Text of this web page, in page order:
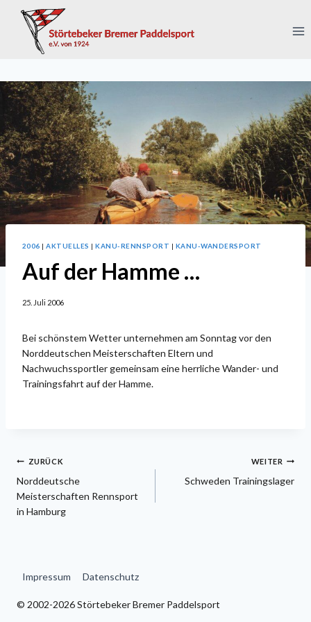
Inhalt
springen
2006 |AKTUELLES |KANU-RENNSPORT | KANU-WANDERSPORT
Auf der Hamme …
25. Juli 2006
Bei schönstem Wetter unternehmen am Sonntag vor den
Norddeutschen Meisterschaften Eltern und
Nachwuchssportler gemeinsam eine herrliche Wander- und
Trainingsfahrt auf der Hamme.
Beitragsnavigation
ZURÜCK
Norddeutsche
Meisterschaften Rennsport
in Hamburg
WEITER
Schweden Trainingslager
Impressum Datenschutz
© 2002-2026 Störtebeker Bremer Paddelsport